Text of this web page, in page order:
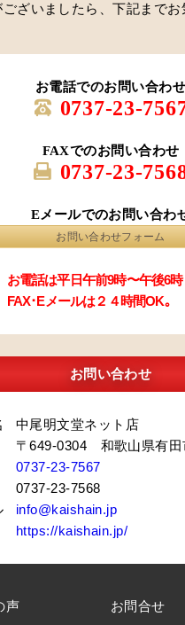
ございましたら、下記まで
お電話でのお問い合わせ
0737-23-
FAXでのお問い合わせ
0737-23-
Eメールでのお問い合わ
お問い合わせフォーム
お電話は平日午前9時〜午後6時
FAX･Eメールは２４時間OK｡
お問い合わせ
中尾明文堂ネット店
〒649-0304 和歌山県有田
0737-23-7567
0737-23-7568
info@kaishain.jp
https://kaishain.jp/
声 お問合せ